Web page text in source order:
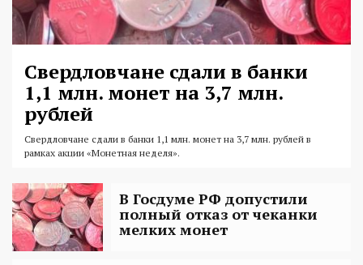
Свердловчане сдали в банки
1,1 млн. монет на 3,7 млн.
рублей
Свердловчане сдали в банки 1,1 млн. монет на 3,7 млн. рублей в
рамках акции «Монетная неделя».
В Госдуме РФ допустили
полный отказ от чеканки
мелких монет